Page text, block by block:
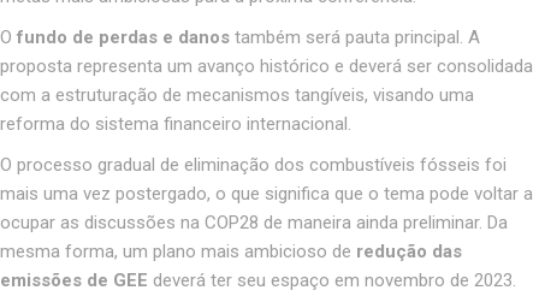
O fundo de perdas e danos também será pauta principal. A
proposta representa um avanço histórico e deverá ser consolidada
com a estruturação de mecanismos tangíveis, visando uma
reforma do sistema financeiro internacional.
O processo gradual de eliminação dos combustíveis fósseis foi
mais uma vez postergado, o que significa que o tema pode voltar a
ocupar as discussões na COP28 de maneira ainda preliminar. Da
mesma forma, um plano mais ambicioso de redução das
emissões de GEE deverá ter seu espaço em novembro de 2023.